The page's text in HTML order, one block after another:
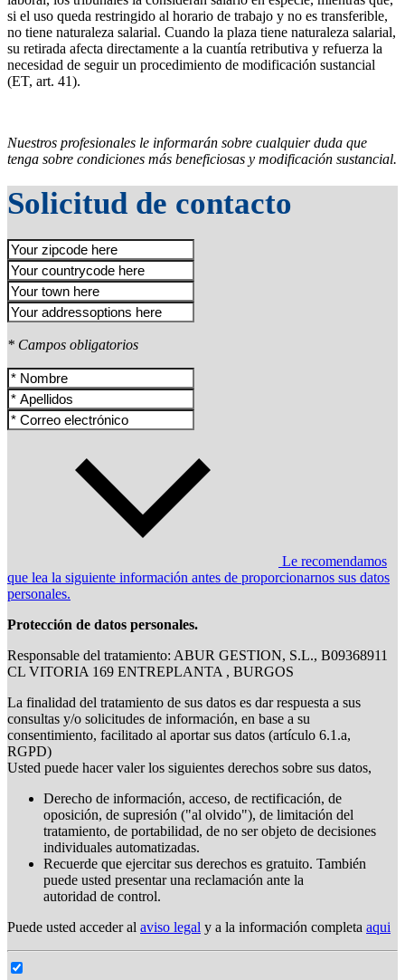
si el uso queda restringido al horario de trabajo y no es transferible,
no tiene naturaleza salarial. Cuando la plaza tiene naturaleza salarial,
su retirada afecta directamente a la cuantía retributiva y refuerza la
necesidad de seguir un procedimiento de modificación sustancial
(ET, art. 41).
Nuestros profesionales le informarán sobre cualquier duda que
tenga sobre condiciones más beneficiosas y modificación sustancial.
Solicitud de contacto
* Campos obligatorios
Le recomendamos
que lea la siguiente información antes de proporcionarnos sus datos
personales.
Protección de datos personales.
Responsable del tratamiento: ABUR GESTION, S.L., B09368911
CL VITORIA 169 ENTREPLANTA , BURGOS
La finalidad del tratamiento de sus datos es dar respuesta a sus
consultas y/o solicitudes de información, en base a su
consentimiento, facilitado al aportar sus datos (artículo 6.1.a,
RGPD)
Usted puede hacer valer los siguientes derechos sobre sus datos,
Derecho de información, acceso, de rectificación, de
oposición, de supresión ("al olvido"), de limitación del
tratamiento, de portabilidad, de no ser objeto de decisiones
individuales automatizadas.
Recuerde que ejercitar sus derechos es gratuito. También
puede usted presentar una reclamación ante la
autoridad de control.
Puede usted acceder al aviso legal y a la información completa aqui